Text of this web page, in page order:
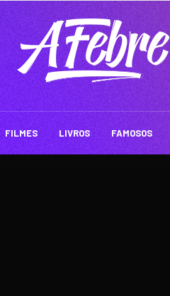
FILMES LIVROS FAMOSOS